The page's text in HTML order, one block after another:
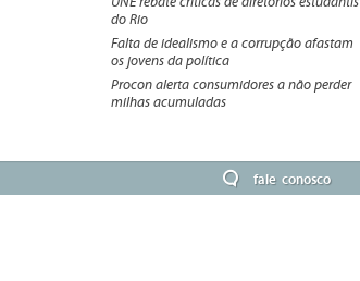
do Rio
Falta de idealismo e a corrupção afastam
os jovens da política
Procon alerta consumidores a não perder
milhas acumuladas
fale conosco